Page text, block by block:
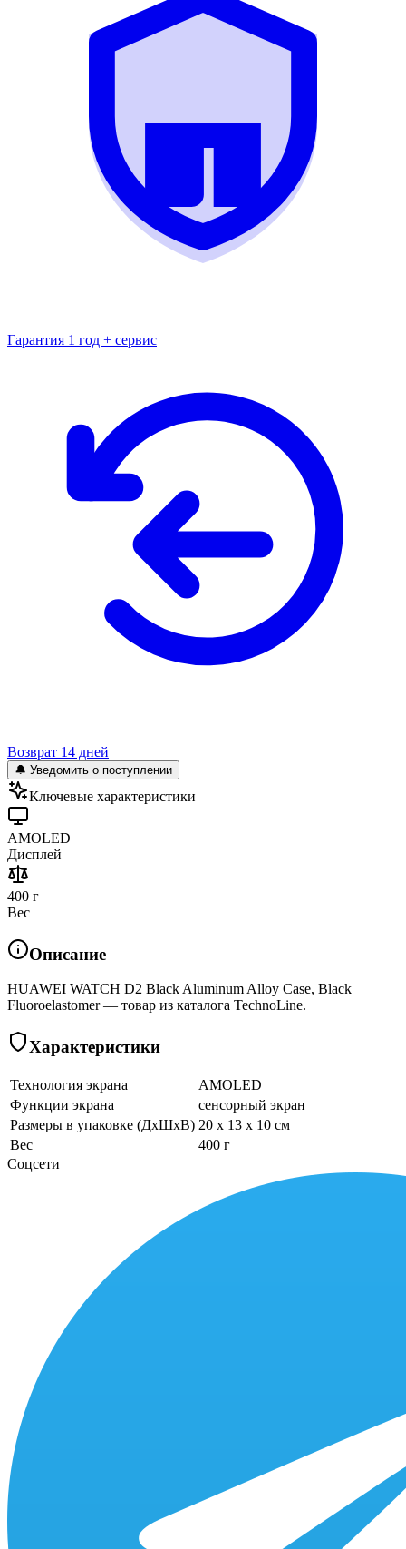
Гарантия 1 год + сервис
Возврат 14 дней
🔔 Уведомить о поступлении
Ключевые характеристики
AMOLED
Дисплей
400 г
Вес
Описание
HUAWEI WATCH D2 Black Aluminum Alloy Case, Black
Fluoroelastomer — товар из каталога TechnoLine.
Характеристики
Технология экрана
AMOLED
Функции экрана
сенсорный экран
Размеры в упаковке (ДхШхВ) 20 x 13 x 10 см
Вес
400 г
Соцсети